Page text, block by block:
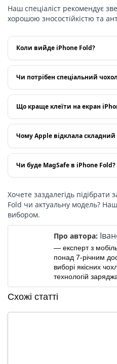
Наш спеціаліст рекомендує
хорошою зносостійкістю та
Коли вийде iPhone Fold?
Чи потрібен спеціальний
Що краще клеїти на екран
Чому Apple відклала складний
Чи буде MagSafe в iPhone Fold?
Хочете заздалегідь підібрати
Fold чи актуальну модель?
вибором.
Про автора:
— експерт з
понад 7-річним
виборі якісних
технологій
Схожі статті